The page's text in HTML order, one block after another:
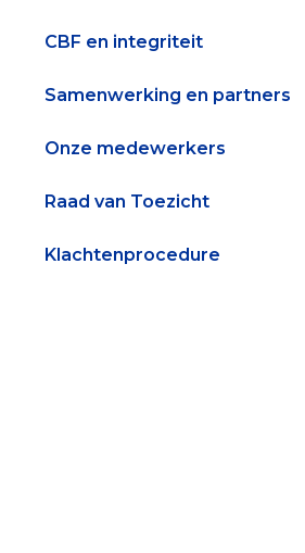
CBF en integriteit
Samenwerking en partners
Onze medewerkers
Raad van Toezicht
Klachtenprocedure